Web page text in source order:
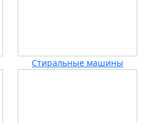
Стиральные машины